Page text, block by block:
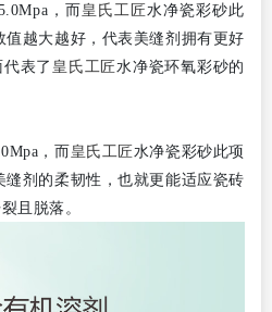
，而 皇氏工匠水净瓷彩砂此
值越大越好，代表美缝剂拥有更好
表了 皇氏工匠水净瓷环氧彩砂的
，而 皇氏工匠水净瓷彩砂此项
缝剂的柔韧性，也就更能适应瓷砖
且脱落。